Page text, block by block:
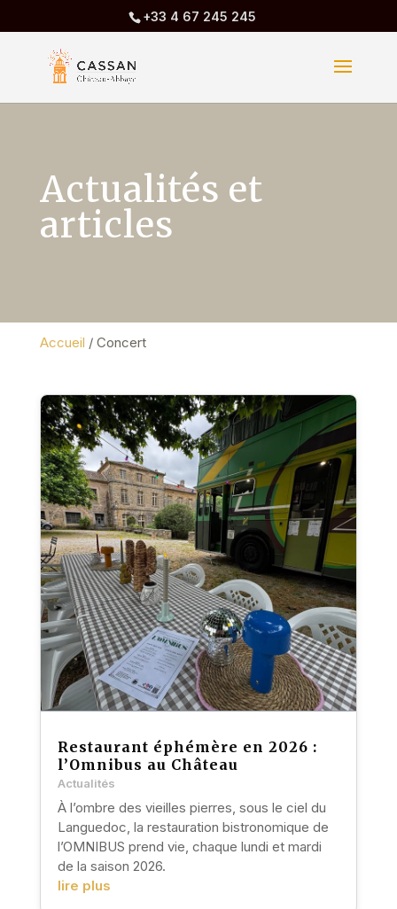
+33 4 67 245 245
Actualités et
articles
Accueil / Concert
Restaurant éphémère en 2026 :
l’Omnibus au Château
Actualités
À l’ombre des vieilles pierres, sous le ciel du
Languedoc, la restauration bistronomique de
l’OMNIBUS prend vie, chaque lundi et mardi
de la saison 2026.
lire plus